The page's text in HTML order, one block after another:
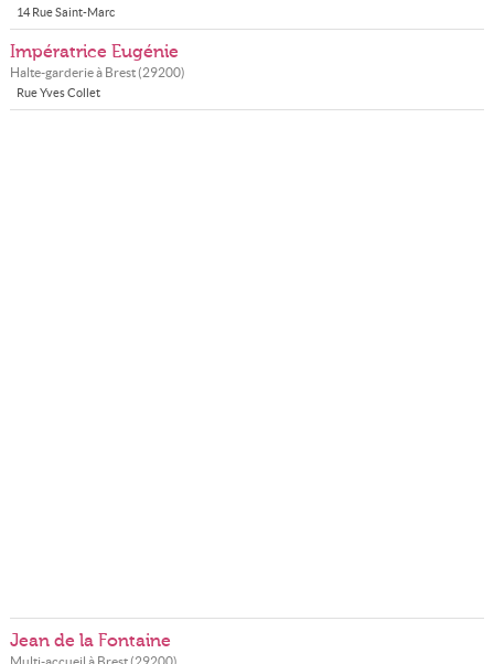
14 Rue Saint-Marc
Impératrice Eugénie
Halte-garderie à Brest(29200)
Rue Yves Collet
Jean de la Fontaine